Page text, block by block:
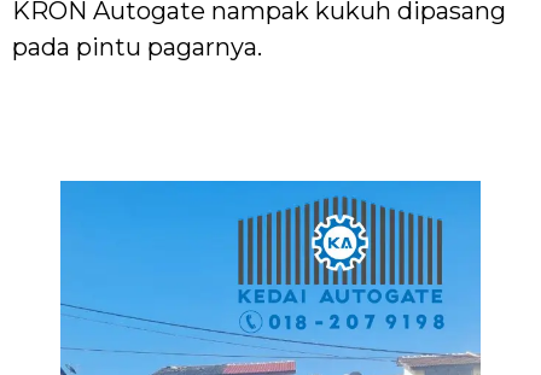
KRON Autogate nampak kukuh dipasang
pada pintu pagarnya.